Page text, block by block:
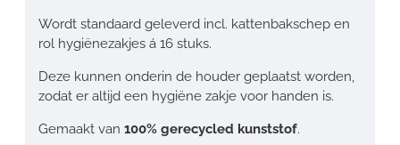
Wordt standaard geleverd incl. kattenbakschep en
rol hygiënezakjes á 16 stuks.
Deze kunnen onderin de houder geplaatst worden,
zodat er altijd een hygiëne zakje voor handen is.
Gemaakt van 100% gerecycled kunststof.